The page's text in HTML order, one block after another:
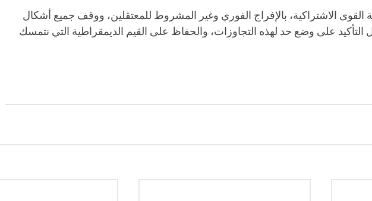
الاشتراكية، بالإفراج الفوري وغير المشروط للمعتقلين، ووقف جميع أشكال
على وضع حد لهذه التجاوزات، والحفاظ على القيم الديمقراطية التي نتمسك